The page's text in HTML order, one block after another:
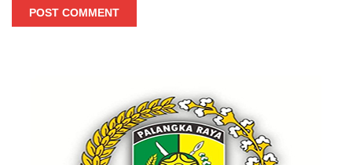
POST COMMENT